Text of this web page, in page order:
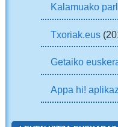
Kalamuako
Txoriak.eus
Getaiko
Appa hi!